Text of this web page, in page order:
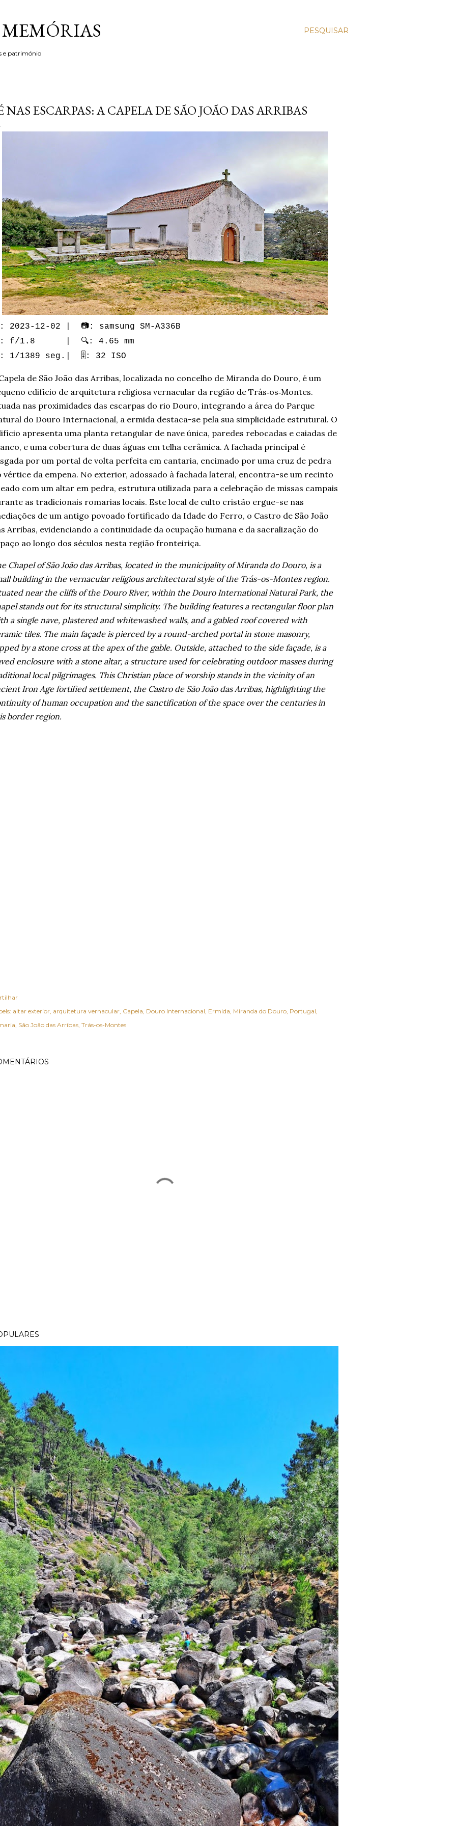
PESQUISAR
e património
NAS ESCARPAS: A CAPELA DE SÃO JOÃO DAS ARRIBAS
2023-12-02 | 📷: samsung SM-A336B
f/1.8 | 🔍: 4.65 mm
1/1389 seg.| 🎚️: 32 ISO
de São João das Arribas, localizada no concelho de Miranda do Douro, é um
edifício de arquitetura religiosa vernacular da região de Trás‑os‑Montes.
nas proximidades das escarpas do rio Douro, integrando a área do Parque
do Douro Internacional, a ermida destaca-se pela sua simplicidade estrutural. O
apresenta uma planta retangular de nave única, paredes rebocadas e caiadas de
e uma cobertura de duas águas em telha cerâmica. A fachada principal é
por um portal de volta perfeita em cantaria, encimado por uma cruz de pedra
vértice da empena. No exterior, adossado à fachada lateral, encontra-se um recinto
com um altar em pedra, estrutura utilizada para a celebração de missas campais
as tradicionais romarias locais. Este local de culto cristão ergue-se nas
de um antigo povoado fortificado da Idade do Ferro, o Castro de São João
Arribas, evidenciando a continuidade da ocupação humana e da sacralização do
ao longo dos séculos nesta região fronteiriça.
Chapel of São João das Arribas, located in the municipality of Miranda do Douro, is a
building in the vernacular religious architectural style of the Trás-os-Montes region.
near the cliffs of the Douro River, within the Douro International Natural Park, the
stands out for its structural simplicity. The building features a rectangular floor plan
a single nave, plastered and whitewashed walls, and a gabled roof covered with
tiles. The main façade is pierced by a round-arched portal in stone masonry,
by a stone cross at the apex of the gable. Outside, attached to the side façade, is a
enclosure with a stone altar, a structure used for celebrating outdoor masses during
local pilgrimages. This Christian place of worship stands in the vicinity of an
Iron Age fortified settlement, the Castro de São João das Arribas, highlighting the
of human occupation and the sanctification of the space over the centuries in
border region.
altar exterior arquitetura vernacular Capela Douro Internacional Ermida Miranda do Douro Portugal
São João das Arribas Trás-os-Montes